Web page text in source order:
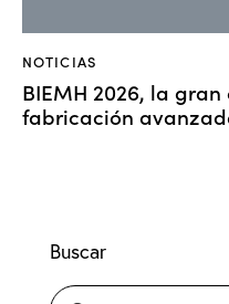
NOTICIAS
BIEMH 2026, la
fabricación
Buscar